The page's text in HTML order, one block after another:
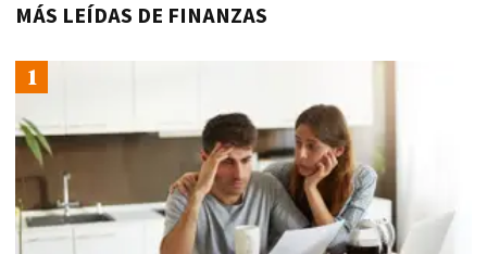
MÁS LEÍDAS DE FINANZAS